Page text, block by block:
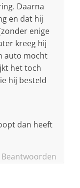
Daarna
en dat hij
enige
kreeg hij
auto mocht
het toch
hij besteld
dan heeft
Beantwoorden